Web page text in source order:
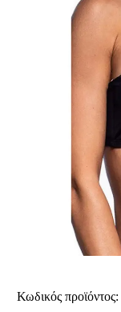
Κωδικός προϊόντος: